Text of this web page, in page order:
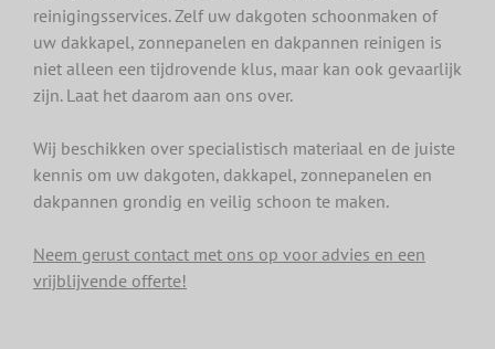
reinigingsservices. Zelf uw dakgoten schoonmaken of
uw dakkapel, zonnepanelen en dakpannen reinigen is
niet alleen een tijdrovende klus, maar kan ook gevaarlijk
zijn. Laat het daarom aan ons over.
Wij beschikken over specialistisch materiaal en de juiste
kennis om uw dakgoten, dakkapel, zonnepanelen en
dakpannen grondig en veilig schoon te maken.
Neem gerust contact met ons op voor advies en een
vrijblijvende offerte!